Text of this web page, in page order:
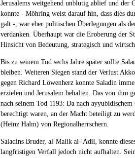
Jerusalems weitgehend unblutig ablief und der
konnte - Möhring weist darauf hin, dass dies
galt -, war eher politischen Überlegungen als
verdanken. Überhaupt war die Eroberung der
Hinsicht von Bedeutung, strategisch und
Bis zu seinem Tod sechs Jahre später sollte
bleiben. Weiteren Siegen stand der Verlust
gegen Richard Löwenherz konnte Saladin
erzielen und Jerusalem behalten. Das von ihm
nach seinem Tod 1193: Da nach
berechtigt waren, an der Macht beteiligt zu
(Heinz Halm) von Regionalherrschern.
Saladins Bruder, al-Malik al-'Adil, konnte
langfristigen Verfall jedoch nicht aufhalten.